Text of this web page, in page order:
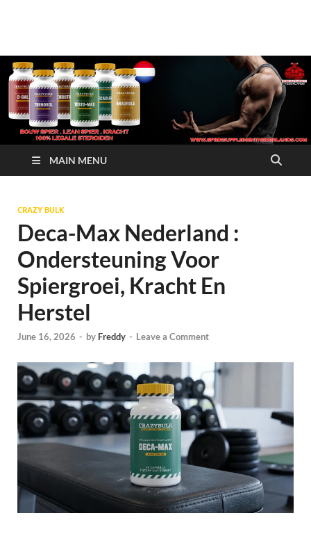
Crazy Bulk Nederland
– 100% Legale
Steroïden
Alternatieven
MAIN MENU
CRAZY BULK
Deca-Max Nederland :
Ondersteuning Voor
Spiergroei, Kracht En
Herstel
June 16, 2026 - by Freddy - Leave a Comment